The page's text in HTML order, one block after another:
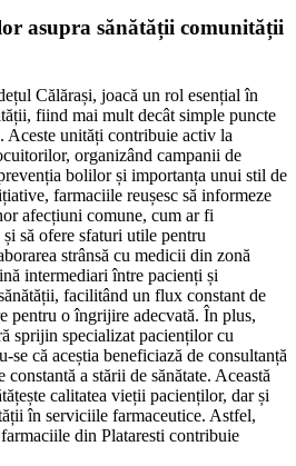
asupra sănătății comunității
Călărași, joacă un rol esențial în
fiind mai mult decât simple puncte
Aceste unități contribuie activ la
organizând campanii de
bolilor și importanța unui stil de
farmaciile reușesc să informeze
afecțiuni comune, cum ar fi
să ofere sfaturi utile pentru
strânsă cu medicii din zonă
intermediari între pacienți și
facilitând un flux constant de
pentru o îngrijire adecvată. În plus,
sprijin specializat pacienților cu
se că aceștia beneficiază de consultanță
a stării de sănătate. Această
calitatea vieții pacienților, dar și
în serviciile farmaceutice. Astfel,
din Plataresti contribuie